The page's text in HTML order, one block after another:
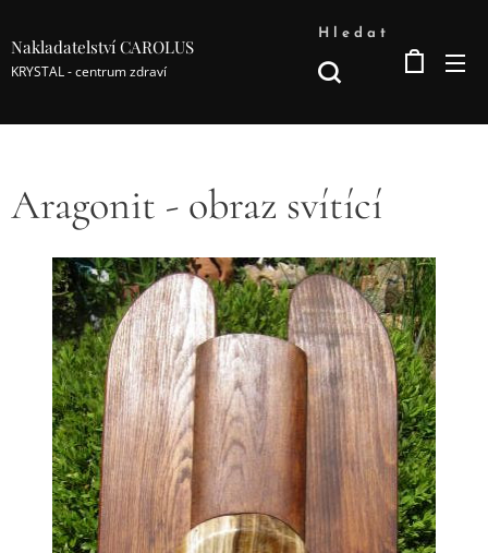
Nakladatelství CAROLUS
KRYSTAL - centrum zdraví
Hledat
Aragonit - obraz svítící